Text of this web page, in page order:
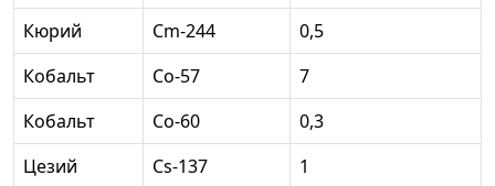
Кюрий
Сm-244
0,5
Кобальт
Co-57
7
Кобальт
Co-60
0,3
Цезий
Cs-137
1